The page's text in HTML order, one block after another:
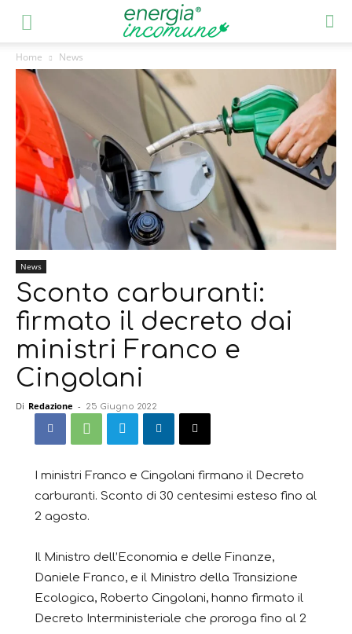
Home News
News
Sconto carburanti:
firmato il decreto dai
ministri Franco e
Cingolani
Di Redazione - 25 Giugno 2022
I ministri Franco e Cingolani firmano il Decreto
carburanti. Sconto di 30 centesimi esteso fino al
2 agosto.
Il Ministro dell’Economia e delle Finanze,
Daniele Franco, e il Ministro della Transizione
Ecologica, Roberto Cingolani, hanno firmato il
Decreto Interministeriale che proroga fino al 2